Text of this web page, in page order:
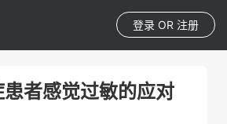
登录 OR 注册
者感觉过敏的应对